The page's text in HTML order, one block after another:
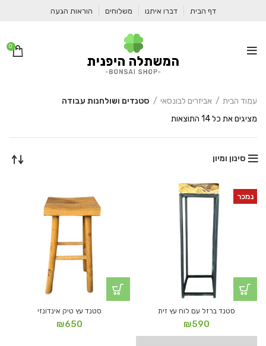
דף הבית דברו איתנו משלוחים הוראות הגעה
0
עמוד הבית אביזרים לבונסאי
סטנדים ושולחנות עבודה
מציגים את כל ⁦14⁩ התוצאות
סינון ומיון
נמכר
סטנד ברזל עם לוח עץ זית
₪590
סטנד עץ טיק אינדונזי
₪650